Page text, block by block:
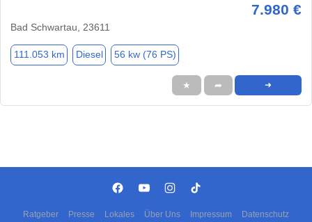
7.980 €
Bad Schwartau, 23611
111.053 km Diesel 56 kw (76 PS)
★ ➦ ➜
Ratgeber Presse Lokales Über Uns Impressum Datenschutz